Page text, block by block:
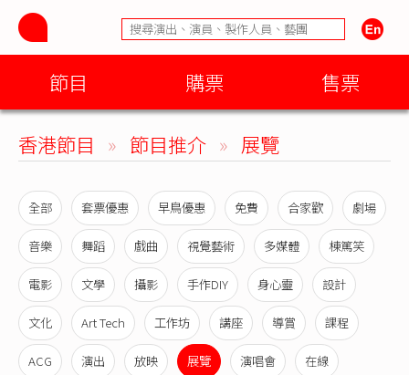
節目 購票 售票
香港節目 » 節目推介 » 展覽
全部 套票優惠 早鳥優惠 免費 合家歡 劇場
音樂 舞蹈 戲曲 視覺藝術 多媒體 棟篤笑
電影 文學 攝影 手作DIY 身心靈 設計
文化 Art Tech 工作坊 講座 導賞 課程
ACG 演出 放映 展覽 演唱會 在線